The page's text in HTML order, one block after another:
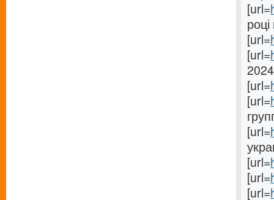
[url=
[url=
[url=
[url=
[url=
[url=
[url=
[url=
[url=